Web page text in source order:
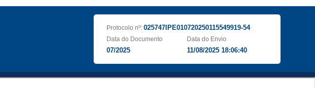
Protocolo nº: 025747IPE010720250115549919-54
Data do Documento
07/2025
Data do Envio
11/08/2025 18:06:40